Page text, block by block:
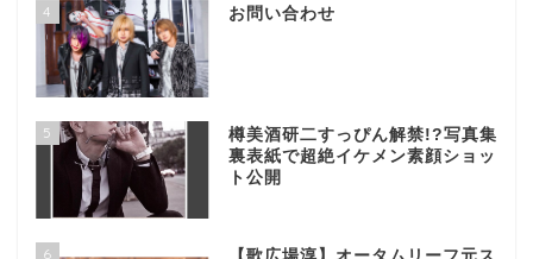
4 お問い合わせ
5
樽美酒研二すっぴん解禁!?写真集
裏表紙で超絶イケメン素顔ショッ
ト公開
6